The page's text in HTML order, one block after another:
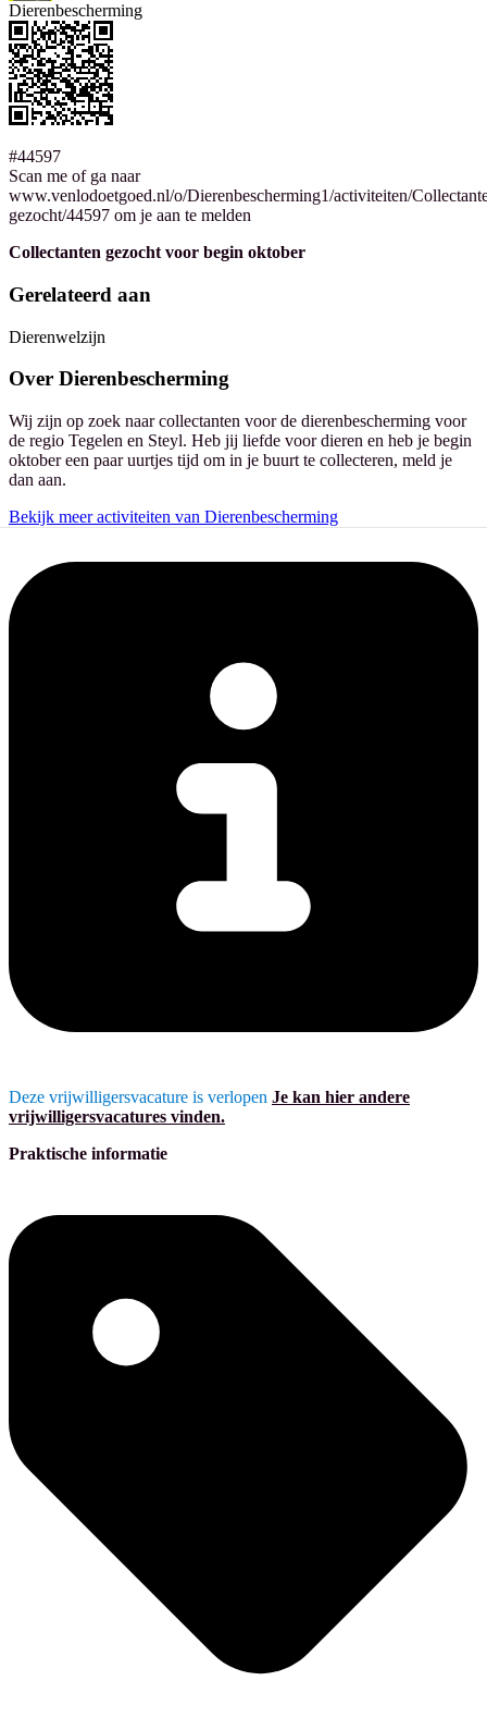
Dierenbescherming
#44597
Scan me of ga naar
www.venlodoetgoed.nl/o/Dierenbescherming1/activiteiten/
gezocht/44597 om je aan te melden
Collectanten gezocht voor begin oktober
Gerelateerd aan
Dierenwelzijn
Over Dierenbescherming
Wij zijn op zoek naar collectanten voor de dierenbescherming voor
de regio Tegelen en Steyl. Heb jij liefde voor dieren en heb je begin
oktober een paar uurtjes tijd om in je buurt te collecteren, meld je
dan aan.
Bekijk meer activiteiten van Dierenbescherming
Deze vrijwilligersvacature is verlopen Je kan hier andere
vrijwilligersvacatures vinden.
Praktische informatie